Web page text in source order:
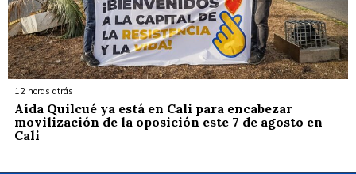
12 horas atrás
Aída Quilcué ya está en Cali para encabezar
movilización de la oposición este 7 de agosto en
Cali